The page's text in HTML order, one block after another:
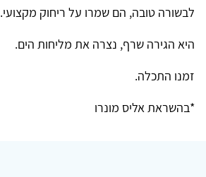
לבשורה טובה, הם שמרו על ריחוק מקצועי.
היא הגירה שרף, נצרה את מליחות הים.
זמנו התכלה.
*בהשראת אליס מונרו